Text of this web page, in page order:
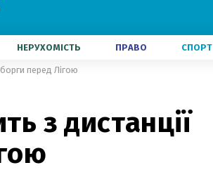
НЕРУХОМІСТЬ ПРАВО СПОРТ
перед Лігою
з дистанції